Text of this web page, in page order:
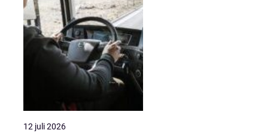
12 juli 2026